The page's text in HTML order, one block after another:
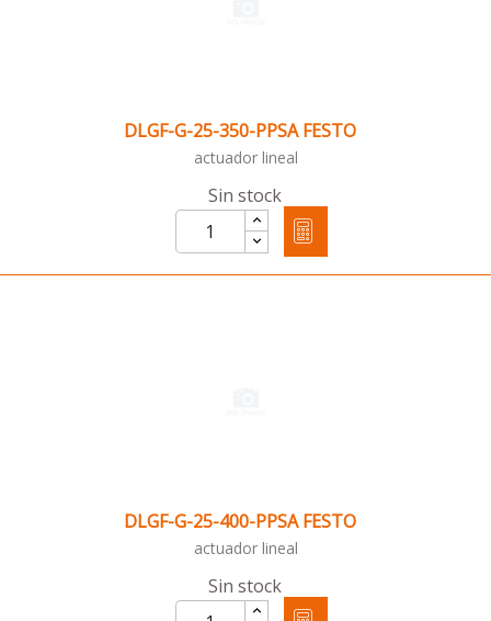
DLGF-G-25-350-PPSA FESTO
actuador lineal
Sin stock
DLGF-G-25-400-PPSA FESTO
actuador lineal
Sin stock